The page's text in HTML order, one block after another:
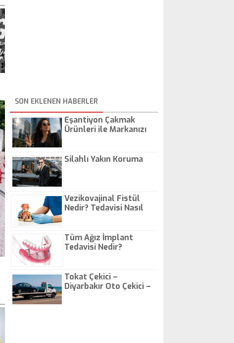
SON EKLENEN HABERLER
Eşantiyon Çakmak
Ürünleri ile Markanızı
Silahlı Yakın Koruma
Vezikovajinal Fistül
Nedir? Tedavisi Nasıl
Tüm Ağız İmplant
Tedavisi Nedir?
Tokat Çekici –
Diyarbakır Oto Çekici –